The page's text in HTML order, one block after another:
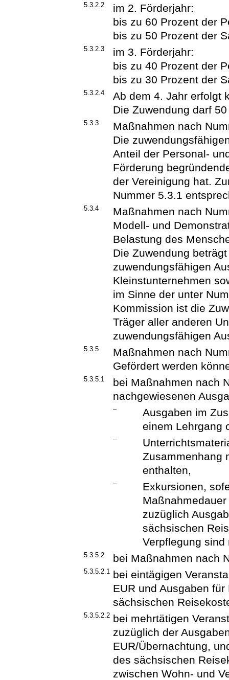
5.3.2.2
im 2. Förderjahr:
bis zu 60 Prozent der
bis zu 50 Prozent der
5.3.2.3
im 3. Förderjahr:
bis zu 40 Prozent der
bis zu 30 Prozent der
5.3.2.4
Ab dem 4. Jahr erfolgt
Die Zuwendung darf
5.3.3
Maßnahmen nach
Die
Anteil der Personal-
Förderung
der Vereinigung hat.
Nummer 5.3.1
5.3.4
Maßnahmen nach
Modell- und
Belastung des
Die Zuwendung
zuwendungsfähigen
Kleinstunternehmen
im Sinne der unter
Kommission ist die
Träger aller anderen
zuwendungsfähigen
5.3.5
Maßnahmen nach
Gefördert werden
5.3.5.1
bei Maßnahmen nach
nachgewiesenen
–
Ausgaben im
einem Lehrgang
–
Zusammenhang
enthalten,
–
Exkursionen,
zuzüglich
sächsischen
Verpflegung
5.3.5.2 bei Maßnahmen nach
5.3.5.2.1
bei eintägigen
EUR und Ausgaben
sächsischen
5.3.5.2.2 bei mehrtätigen
zuzüglich der
EUR/Übernachtung,
des sächsischen
zwischen Wohn- und